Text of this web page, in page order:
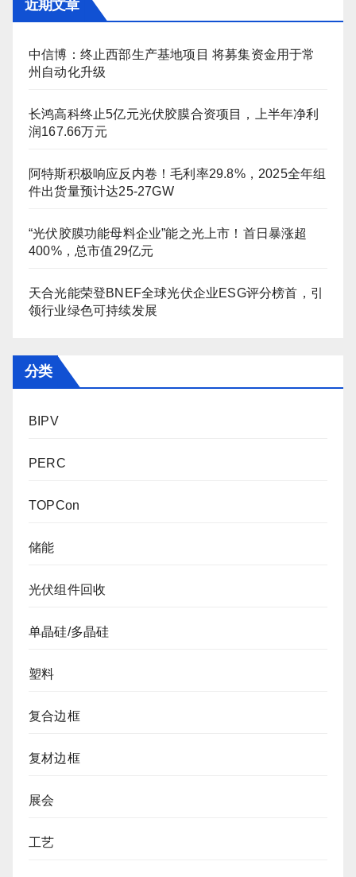
近期文章
中信博：终止西部生产基地项目 将募集资金用于常
州自动化升级
长鸿高科终止5亿元光伏胶膜合资项目，上半年净利
润167.66万元
阿特斯积极响应反内卷！毛利率29.8%，2025全年组
件出货量预计达25-27GW
“光伏胶膜功能母料企业”能之光上市！首日暴涨超
400%，总市值29亿元
天合光能荣登BNEF全球光伏企业ESG评分榜首，引
领行业绿色可持续发展
分类
BIPV
PERC
TOPCon
储能
光伏组件回收
单晶硅/多晶硅
塑料
复合边框
复材边框
展会
工艺